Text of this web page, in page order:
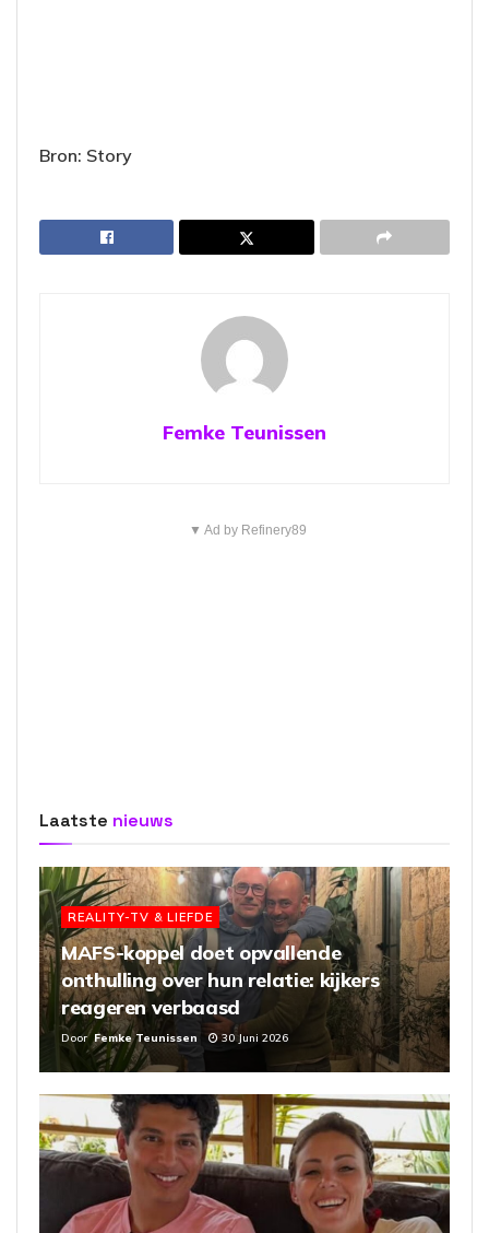
Bron: Story
Femke Teunissen
▼ Ad by Refinery89
Laatste nieuws
REALITY-TV & LIEFDE
MAFS-koppel doet opvallende
onthulling over hun relatie: kijkers
reageren verbaasd
Door Femke Teunissen 30 Juni 2026